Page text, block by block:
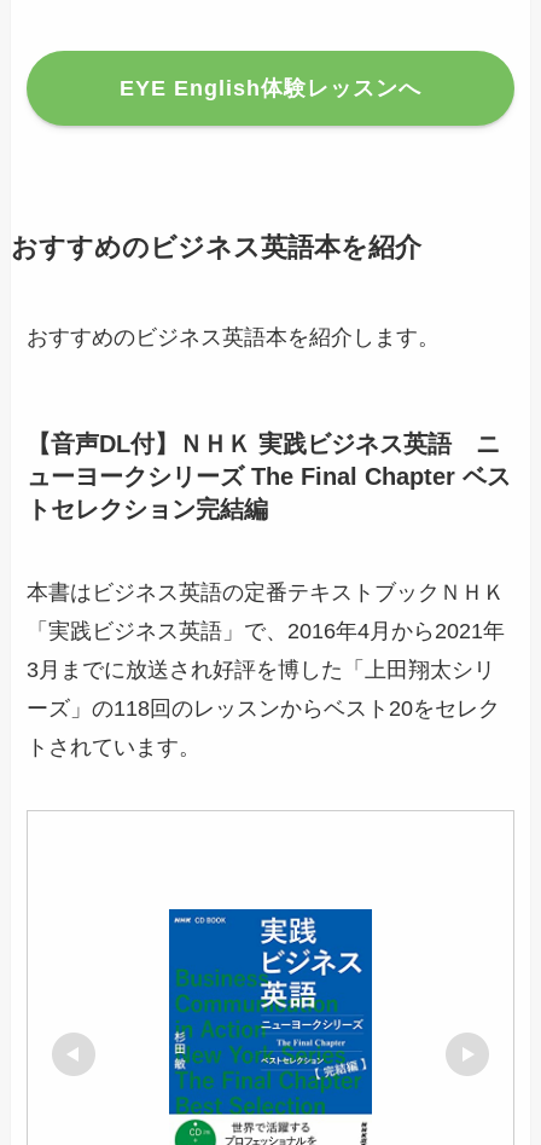
EYE English体験レッスンへ
おすすめのビジネス英語本を紹介
おすすめのビジネス英語本を紹介します。
【音声DL付】ＮＨＫ 実践ビジネス英語 ニ
ューヨークシリーズ The Final Chapter ベス
トセレクション完結編
本書はビジネス英語の定番テキストブックＮＨＫ
「実践ビジネス英語」で、2016年4月から2021年
3月までに放送され好評を博した「上田翔太シリ
ーズ」の118回のレッスンからベスト20をセレク
トされています。